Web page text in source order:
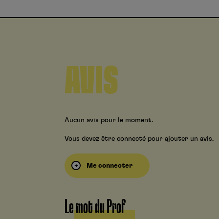
AVIS
Aucun avis pour le moment.
Vous devez être connecté pour ajouter un avis.
Me connecter
Le mot du Prof